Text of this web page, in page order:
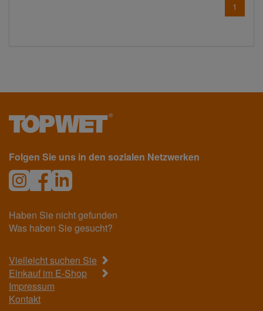
1
Folgen Sie uns in den sozialen Netzwerken
Haben Sie nicht gefunden
Was haben Sie gesucht?
Vielleicht suchen Sie
Einkauf im E-Shop
Impressum
Kontakt